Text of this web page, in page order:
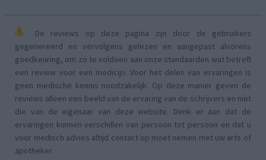
De reviews op deze pagina zijn door de gebruikers
gegenereerd en vervolgens gelezen en aangepast alvorens
goedkeuring, om zo te voldoen aan onze standaarden wat betreft
een review voor een medicijn. Voor het delen van ervaringen is
geen medische kennis noodzakelijk. Op deze manier geven de
reviews alleen een beeld van de ervaring van de schrijvers en niet
die van de eigenaar van deze website. Denk er aan dat de
ervaringen kunnen verschillen van persoon tot persoon en dat u
voor medisch advies altijd contact op moet nemen met uw arts of
apotheker.